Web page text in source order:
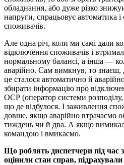
обладнання, або дуже різко
напруги, спрацьовує автоматика і
споживачів.
Але одна річ, коли ми самі дали
відключення споживачів і
нормальному балансі, а інша —
аварійно. Сам вимкнув, то знаєш,
це сталося автоматично й
збирати інформацію про
ОСР (оператор системи
що де відбулося. І заживлення
довше, якщо аварійно втрачаємо
тиждень чи й два. А якщо
командою і вмикаємо.
Що роблять диспетчери під
оцінили стан справ, підрахували